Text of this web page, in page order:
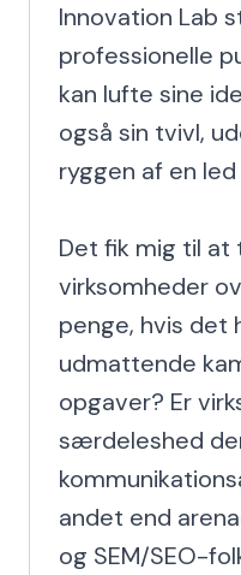
Innovation Lab
professionelle
kan lufte sine
også sin tvivl,
ryggen af en led
Det fik mig til at
virksomheder
penge, hvis det
udmattende
opgaver? Er
særdeleshed
andet end
og SEM/SEO-